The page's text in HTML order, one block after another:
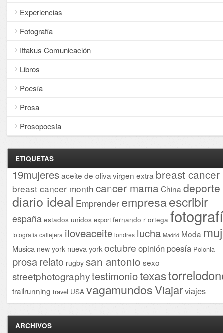
Experiencias
Fotografía
Ittakus Comunicación
Libros
Poesía
Prosa
Prosopoesía
ETIQUETAS
19mujeresaceite de oliva virgen extra breast cancer
breast cancer month cancer mama China deporte
diario ideal Emprender empresaescribir
españa estados unidos export fernando r ortega
fotografía callejera iloveaceite londres lucha Madrid Moda
Musica new york nueva yorkoctubre opinión poesía Polonia
prosarelato rugby san antonio sexo
streetphotographytestimoniotexas
trailrunning travel USA vagamundosViajarviajes
ARCHIVOS